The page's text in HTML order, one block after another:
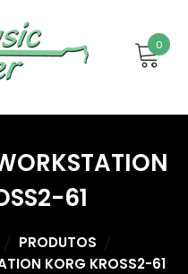
0
61
PRODUTOS
KORG KROSS2-61